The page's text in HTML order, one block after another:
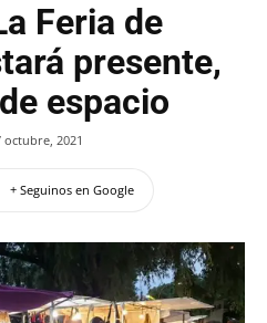
Feria de
presente,
espacio
octubre, 2021
+ Seguinos en Google